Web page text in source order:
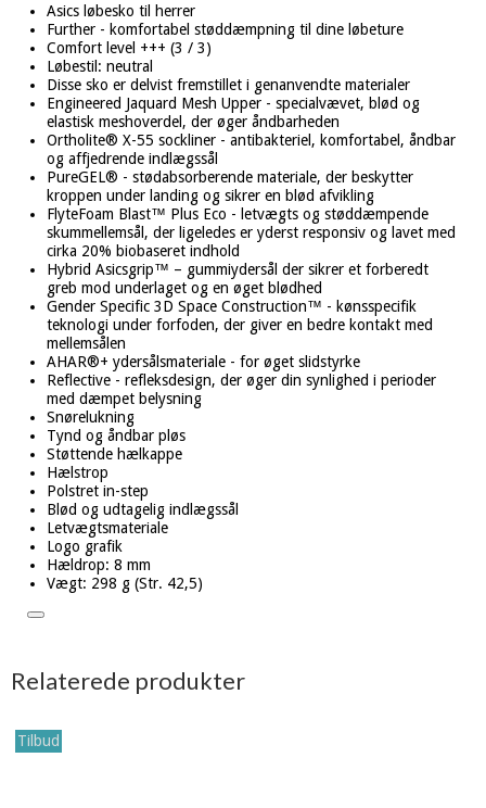
Asics løbesko til herrer
Further - komfortabel støddæmpning til dine løbeture
Comfort level +++ (3 / 3)
Løbestil: neutral
Disse sko er delvist fremstillet i genanvendte materialer
Engineered Jaquard Mesh Upper - specialvævet, blød og
elastisk meshoverdel, der øger åndbarheden
Ortholite® X-55 sockliner - antibakteriel, komfortabel, åndbar
og affjedrende indlægssål
PureGEL® - stødabsorberende materiale, der beskytter
kroppen under landing og sikrer en blød afvikling
FlyteFoam Blast™ Plus Eco - letvægts og støddæmpende
skummellemsål, der ligeledes er yderst responsiv og lavet med
cirka 20% biobaseret indhold
Hybrid Asicsgrip™ – gummiydersål der sikrer et forberedt
greb mod underlaget og en øget blødhed
Gender Specific 3D Space Construction™ - kønsspecifik
teknologi under forfoden, der giver en bedre kontakt med
mellemsålen
AHAR®+ ydersålsmateriale - for øget slidstyrke
Reflective - refleksdesign, der øger din synlighed i perioder
med dæmpet belysning
Snørelukning
Tynd og åndbar pløs
Støttende hælkappe
Hælstrop
Polstret in-step
Blød og udtagelig indlægssål
Letvægtsmateriale
Logo grafik
Hældrop: 8 mm
Vægt: 298 g (Str. 42,5)
Relaterede produkter
Tilbud